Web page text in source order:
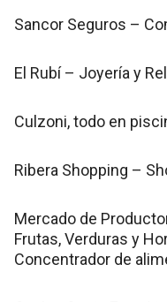
Sancor Seguros –
El Rubí – Joyería y
Culzoni, todo en
Ribera Shopping –
Mercado de
Frutas, Verduras y
Concentrador de